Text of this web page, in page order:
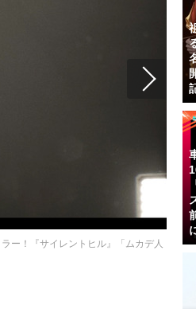
ー！『サイレントヒル』「ムカデ人